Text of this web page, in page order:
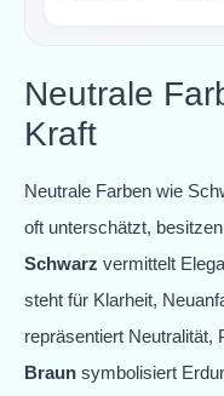
Neutrale
Kraft
Neutrale Farben wie
oft unterschätzt,
Schwarz vermittelt
steht für Klarheit,
repräsentiert Neutralität,
Braun symbolisiert